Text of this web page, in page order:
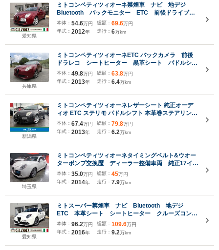
愛知県
ミトコンペティツィオーネ禁煙車 ナビ 地デジ
Bluetooth バックモニター ETC 前後ドライブレ
コーダー キセノン 純正17インチAW 障害物セン
サー シートヒーター
本体： 54.6万円
年式： 2012年
総額： 69.6万円
走行： 6万km
兵庫県
ミトコンペティツィオーネETC バックカメラ 前後
ドラレコ シートヒーター 黒革シート パドルシフ
ト
本体： 49.8万円
年式： 2013年
総額： 63.8万円
走行： 6.4万km
新潟県
ミトコンペティツィオーネレザーシート 純正オーデ
ィオ ETC ステリモ パドルシフト 本革巻ステアリング
前席シートヒーター アイドリングストップ キーレス
リヤコーナーセンサー HID フォグ 純正17インチアル
本体： 67.4万円
年式： 2013年
総額： 79.8万円
走行： 6.2万km
埼玉県
ミトコンペティツィオーネタイミングベルト&ウオー
ターポンプ交換歴 ディーラー整備車両 純正17イン
チ キャメル革シート パドルシフト SDナビ 地
デジフルセグテレビ CD録音 DVD再生 ブルート
ゥース USB 前後ドライブレコーダー
本体： 35.0万円
年式： 2014年
総額： 45万円
走行： 7.9万km
愛知県
ミトスーパー禁煙車 ナビ Bluetooth 地デジ
ETC 本革シート シートヒーター クルーズコント
ロール 純正17AW リア障害物センサー
本体： 96.2万円
年式： 2016年
総額： 109.6万円
走行： 9.2万km